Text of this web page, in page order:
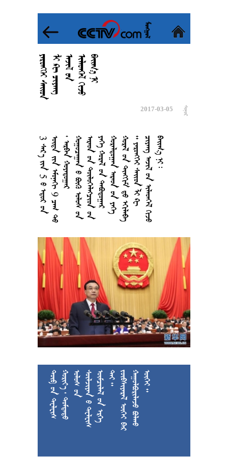












































 
2017-03-05
3









5























9
















































































































































































 

































































  






































 